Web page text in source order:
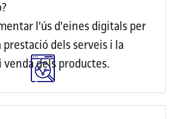
l'ús d'eines digitals per
dels serveis i la
dels productes.